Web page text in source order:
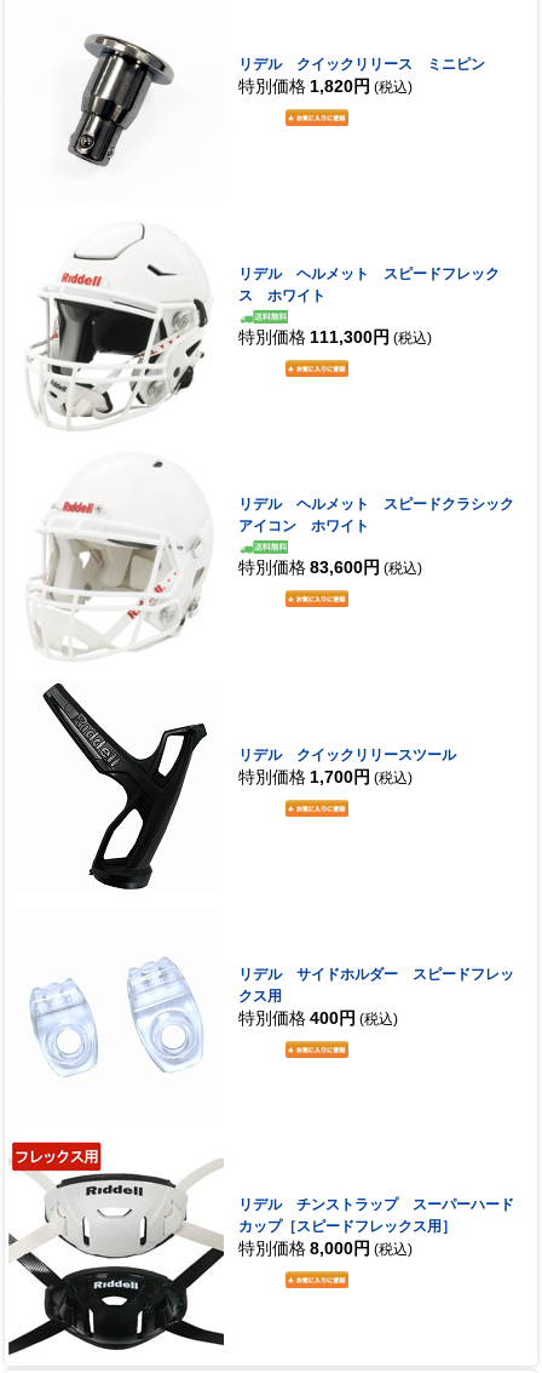
リデル クイックリリース ミニピン
特別価格 1,820円 (税込)
リデル ヘルメット スピードフレック
ス ホワイト
特別価格 111,300円 (税込)
リデル ヘルメット スピードクラシック
アイコン ホワイト
特別価格 83,600円 (税込)
リデル クイックリリースツール
特別価格 1,700円 (税込)
リデル サイドホルダー スピードフレッ
クス用
特別価格 400円 (税込)
リデル チンストラップ スーパーハード
カップ［スピードフレックス用］
特別価格 8,000円 (税込)